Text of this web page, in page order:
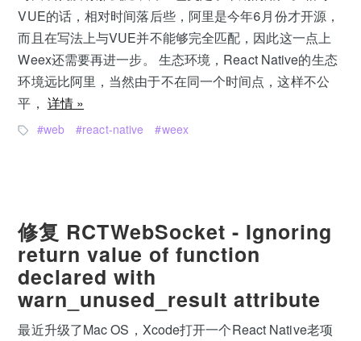
VUE的话，相对时间落后些，阿里是今年6月份才开源，
而且在写法上与VUE并不能够完全匹配，因此这一点上
Weex还需要再进一步。 生态环境，React Native的生态
环境远比阿里，当然由于不在同一个时间点，这样不公
平， 详情 »
web react-native weex
修复 RCTWebSocket - Ignoring
return value of function
declared with
warn_unused_result attribute
最近升级了Mac OS，Xcode打开一个React Native老项